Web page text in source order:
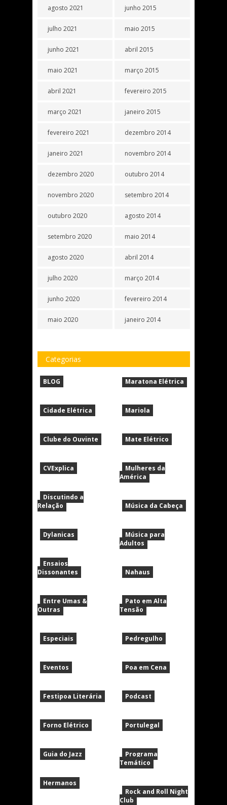
agosto 2021
julho 2021
junho 2021
maio 2021
abril 2021
março 2021
fevereiro 2021
janeiro 2021
dezembro 2020
novembro 2020
outubro 2020
setembro 2020
agosto 2020
julho 2020
junho 2020
maio 2020
junho 2015
maio 2015
abril 2015
março 2015
fevereiro 2015
janeiro 2015
dezembro 2014
novembro 2014
outubro 2014
setembro 2014
agosto 2014
maio 2014
abril 2014
março 2014
fevereiro 2014
janeiro 2014
Categorias
BLOG
Cidade Elétrica
Clube do Ouvinte
CVExplica
Discutindo a
Relação
Dylanicas
Ensaios
Dissonantes
Entre Umas &
Outras
Especiais
Eventos
Festipoa Literária
Forno Elétrico
Guia do Jazz
Hermanos
Maratona Elétrica
Mariola
Mate Elétrico
Mulheres da
América
Música da Cabeça
Música para
Adultos
Nahaus
Pato em Alta
Tensão
Pedregulho
Poa em Cena
Podcast
Portulegal
Programa
Temático
Rock and Roll Night
Club